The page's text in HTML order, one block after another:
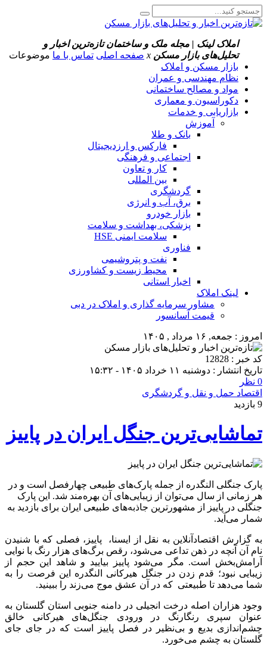
املاک لینک | مجله ملک و ساختمان تازه‌ترین اخبار و
تحلیل‌های بازار مسکن x صفحه اصلی تماس با ما موضوعات
بازار مسکن و املاک
نظام مهندسی و عمران
مواد و مصالح ساختمانی
دکوراسیون و معماری
بازاریابی و خدمات
آموزش
بانک و طلا
فارکس و ارزدیجیتال
اجتماعی و فرهنگی
کار و تعاون
بین المللی
گردشگری
برق، آب و انرژی
بازار خودرو
پزشکی، بهداشت و سلامت
سلامت ایمنی HSE
فناوری
نفت و پتروشیمی
محیط زیست و کشاورزی
اخبار استانی
لینک املاک
مشاور سرمایه گذاری و املاک در دبی
قیمت آسانسور
امروز : جمعه, ۱۶ مرداد , ۱۴۰۵
کد خبر : 12828
تاریخ انتشار : دوشنبه ۱۱ خرداد ۱۴۰۵ - ۱۵:۳۲
0 نظر
اقتصاد حمل و نقل و گردشگری
9 بازدید
تماشایی‌ترین جنگل ایران در پاییز
پارک جنگلی النگدره از جمله پارک‌های طبیعی چهارفصل است و در
هر زمانی از سال می‌توان از زیبایی‌های آن بهره‌مند شد. این پارک
جنگلی در پاییز از مشهورترین جاذبه‌های طبیعی ایران برای بازدید به
شمار می‌آید.
به گزارش اقتصادآنلاین به نقل از ایسنا، پاییز، فصلی که با شنیدن
نام آن آنچه در ذهن تداعی می‌شود، رقص برگ‌های هزار رنگ با نوایی
آرامش‌بخش است. مگر می‌شود پاییز بیایید و شاهد این حجم از
زیبایی نبود؛ قدم زدن در جنگل هیرکانی النگدره این فرصت را به
شما می‌دهد تا طبیعتی که در آن عشق موج می‌زند را ببینید.
وجود هزاران اصله درخت انجیلی در دامنه جنوبی استان گلستان به
عنوان سپری رنگارنگ در ورودی جنگل‌های هیرکانی خالق
چشم‌اندازی بدیع و بی‌نظیر در فصل پاییز است که در جای جای
گلستان به چشم می‌خورد.